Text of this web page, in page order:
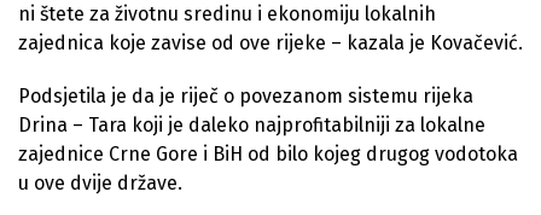
ni štete za životnu sredinu i ekonomiju lokalnih
zajednica koje zavise od ove rijeke – kazala je Kovačević.
Podsjetila je da je riječ o povezanom sistemu rijeka
Drina – Tara koji je daleko najprofitabilniji za lokalne
zajednice Crne Gore i BiH od bilo kojeg drugog vodotoka
u ove dvije države.